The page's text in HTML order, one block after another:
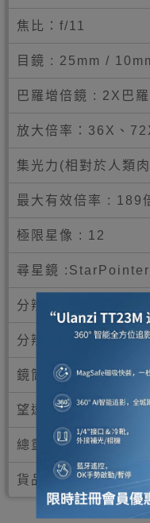
焦比：f/11
目鏡 : 25mm /
巴羅增倍鏡 : 2X巴
放大倍率：36X、
集光力(相對於人類
最大有效倍率 : 189
極限星像 : 12
尋星鏡
分辨率 (Rayleigh) :
分辨率 (Dawes) :
鏡筒直徑：90mm
望遠鏡重量：
總重量:4.17Kg
貨品包裝